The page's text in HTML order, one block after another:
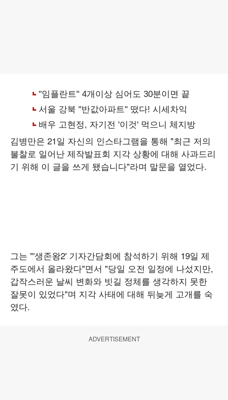
김병만은 21일 자신의 인스타그램을 통해 "최근 저의
불찰로 일어난 제작발표회 지각 상황에 대해 사과드리
기 위해 이 글을 쓰게 됐습니다"라며 말문을 열었다.
그는 "'생존왕2' 기자간담회에 참석하기 위해 19일 제
주도에서 올라왔다"면서 "당일 오전 일정에 나섰지만,
갑작스러운 날씨 변화와 빗길 정체를 생각하지 못한
잘못이 있었다"며 지각 사태에 대해 뒤늦게 고개를 숙
였다.
ADVERTISEMENT